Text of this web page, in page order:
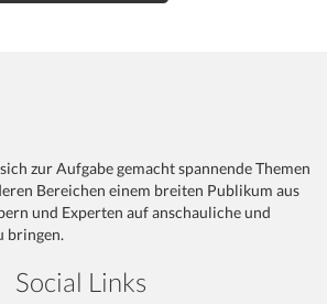
zur Aufgabe gemacht spannende Themen
Bereichen einem breiten Publikum aus
und Experten auf anschauliche und
bringen.
Social Links